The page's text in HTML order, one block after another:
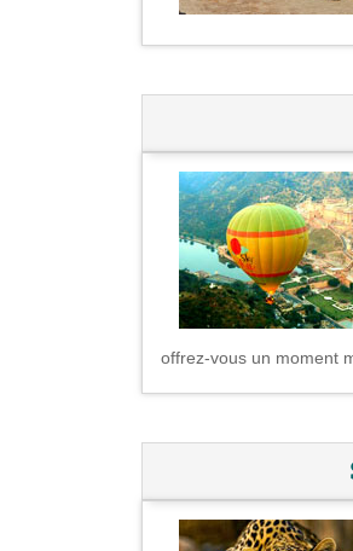
offrez-vous un moment